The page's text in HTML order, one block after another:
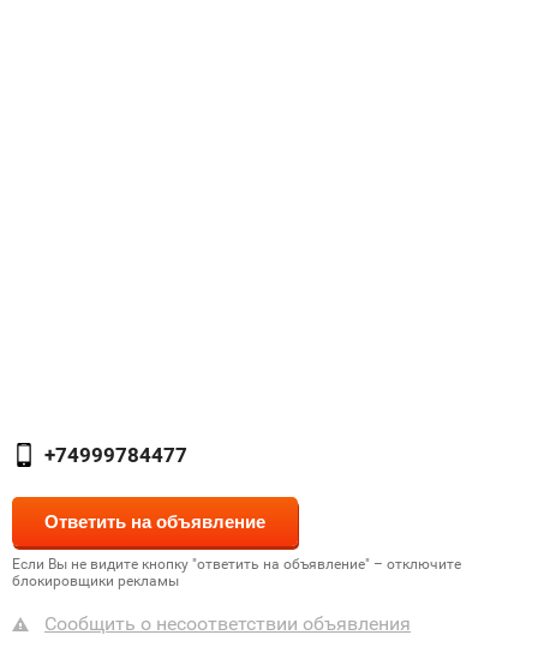
+74999784477
Если Вы не видите кнопку "ответить на объявление" – отключите
блокировщики рекламы
Сообщить о несоответствии объявления